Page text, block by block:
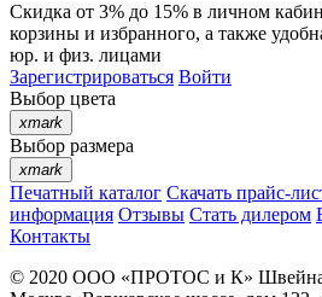
Скидка от 3% до 15% в личном
корзины и избранного, а также
юр. и физ. лицами
Зарегистрироваться Войти
Выбор цвета
xmark
Выбор размера
xmark
Печатный каталог Скачать прайс-
информация Отзывы Стать дилером
Контакты
© 2020 ООО «ПРОТОС и К»